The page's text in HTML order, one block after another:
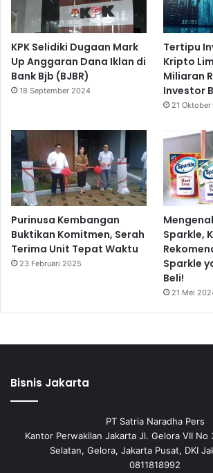
KPK Selidiki Dugaan Mark
Up Anggaran Dana Iklan di
Bank Bjb (BJBR)
18 September 2024
Tertipu
Kripto
Miliaran
Investor
21
Purinusa Kembangan
Buktikan Komitmen, Serah
Terima Unit Tepat Waktu
23 Februari 2025
Sparkle,
Sparkle
Beli!
21 Mei
Bisnis Jakarta
PT Satria Naradha Pers
Kantor Perwakilan Jakarta Jl. Gelora VII No
Selatan, Gelora, Jakarta Pusat, DKI
0811818992